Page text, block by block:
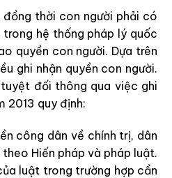
đồng thời con người phải có
hệ thống pháp lý quốc
quyền con người. Dựa trên
ghi nhận quyền con người.
đối thông qua việc ghi
2013 quy định:
công dân về chính trị, dân
Hiến pháp và pháp luật.
luật trong trường hợp cần